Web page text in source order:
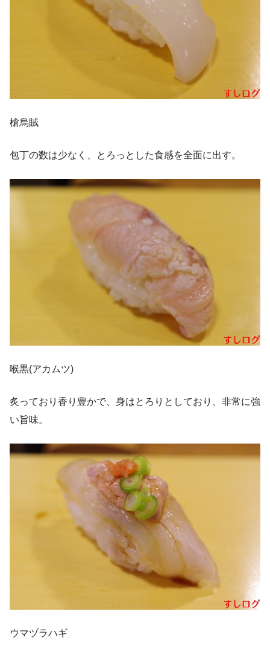
槍烏賊
包丁の数は少なく、とろっとした食感を全面に出す。
喉黒(アカムツ)
炙っており香り豊かで、身はとろりとしており、非常に強
い旨味。
ウマヅラハギ